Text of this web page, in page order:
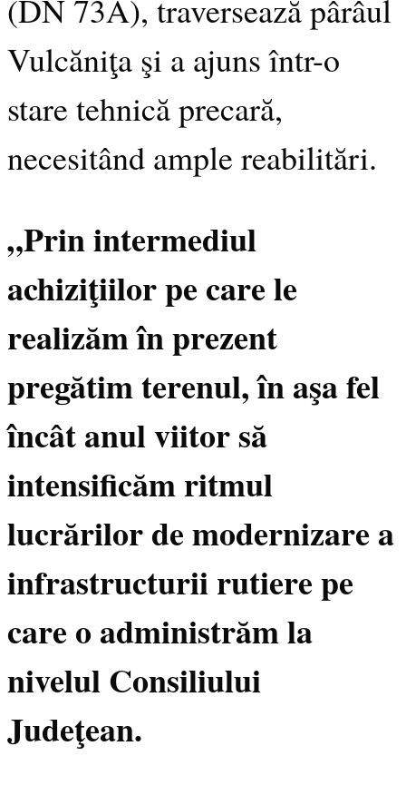
(DN 73A), traversează pârâul
Vulcăniţa şi a ajuns într-o
stare tehnică precară,
necesitând ample reabilitări.
„Prin intermediul
achiziţiilor pe care le
realizăm în prezent
pregătim terenul, în aşa fel
încât anul viitor să
intensificăm ritmul
lucrărilor de modernizare a
infrastructurii rutiere pe
care o administrăm la
nivelul Consiliului
Judeţean.